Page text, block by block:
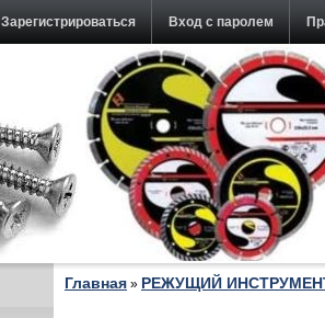
Зарегистрироваться Вход с паролем
Главная » РЕЖУЩИЙ